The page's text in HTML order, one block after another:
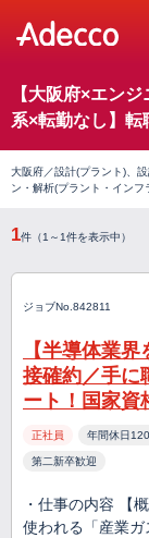
【大阪府×エン
系×転勤なし】転
大阪府／設計(プラント)、
ン・解析(プラント・インフ
1件（1～1件を表示中）
ジョブNo.842811
【半導体業
接確約／手に
ート！国家資
正社員 年間休日
第二新卒歓迎
・仕事の内容 【
使われる「産業